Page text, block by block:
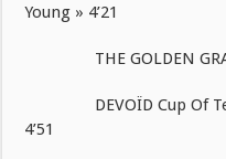
Young » 4’21
THE GOLDEN
DEVOÏD Cup Of
4’51